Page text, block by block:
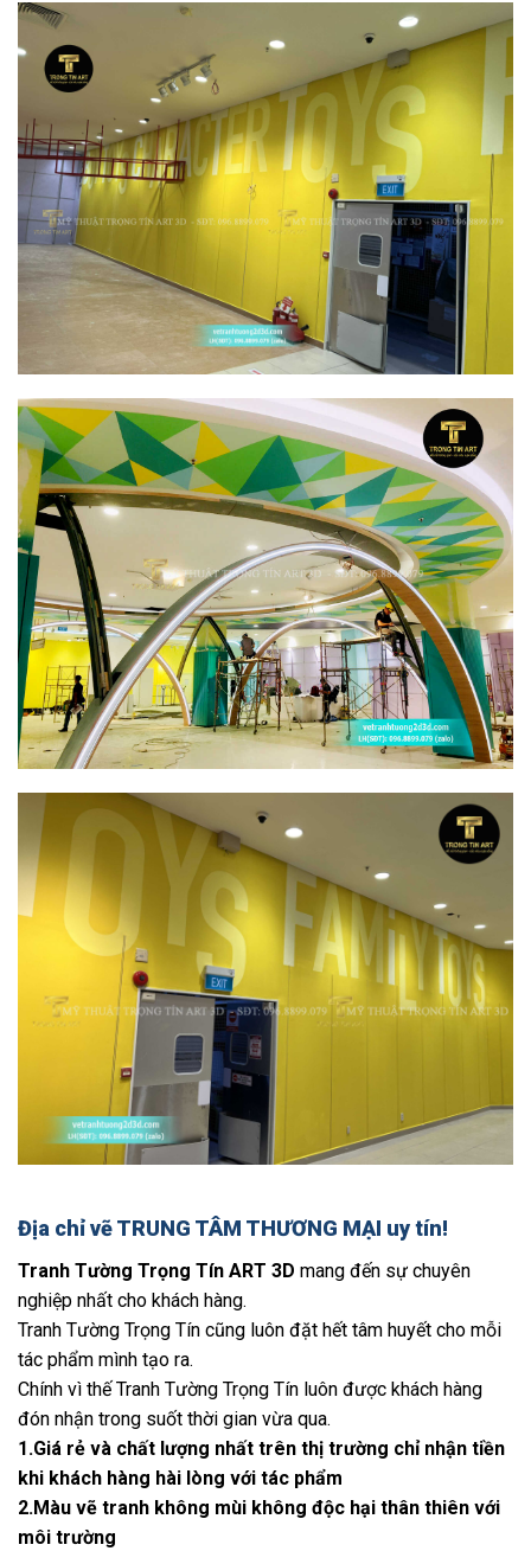
Địa chỉ vẽ TRUNG TÂM THƯƠNG MẠI uy tín!
Tranh Tường Trọng Tín ART 3D mang đến sự chuyên
nghiệp nhất cho khách hàng.
Tranh Tường Trọng Tín cũng luôn đặt hết tâm huyết cho mỗi
tác phẩm mình tạo ra.
Chính vì thế Tranh Tường Trọng Tín luôn được khách hàng
đón nhận trong suốt thời gian vừa qua.
1.Giá rẻ và chất lượng nhất trên thị trường chỉ nhận tiền
khi khách hàng hài lòng với tác phẩm
2.Màu vẽ tranh không mùi không độc hại thân thiên với
môi trường